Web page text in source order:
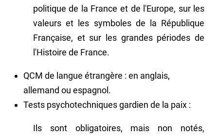
politique de la France et de l'Europe, sur les
valeurs et les symboles de la République
Française, et sur les grandes périodes de
l'Histoire de France.
QCM de langue étrangère : en anglais,
allemand ou espagnol.
Tests psychotechniques gardien de la paix :
Ils sont obligatoires, mais non notés,